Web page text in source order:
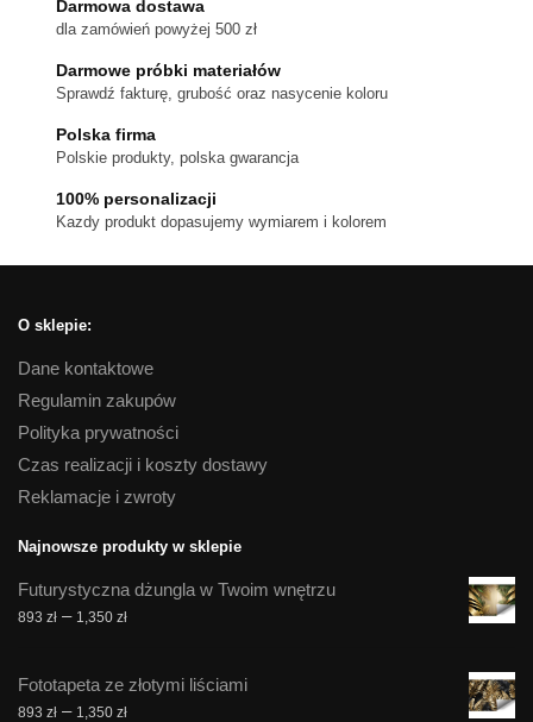
można
wybrać
na
produktu
Darmowa dostawa
dla zamówień powyżej 500 zł
Darmowe próbki materiałów
Sprawdź fakturę, grubość oraz nasycenie koloru
Polska firma
Polskie produkty, polska gwarancja
100% personalizacji
Kazdy produkt dopasujemy wymiarem i kolorem
O sklepie:
Dane kontaktowe
Regulamin zakupów
Polityka prywatności
Czas realizacji i koszty dostawy
Reklamacje i zwroty
Najnowsze produkty w sklepie
Futurystyczna dżungla w Twoim wnętrzu
893 zł – 1,350 złZakres
893 zł
Fototapeta ze złotymi liściami
893 zł – 1,350 złZakres